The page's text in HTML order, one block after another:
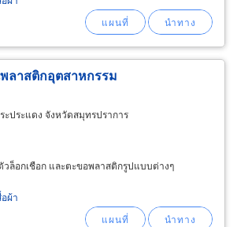
ก้ ไม้แขวนสำหรับร้าน
แขวนได้ครั้งละหลายชิ้น
ลาสติกอุตสาหกรรม
ะประแดง จังหวัดสมุทรปราการ
ล็อกเชือก และตะขอพลาสติกรูปแบบต่างๆ
ผ้า